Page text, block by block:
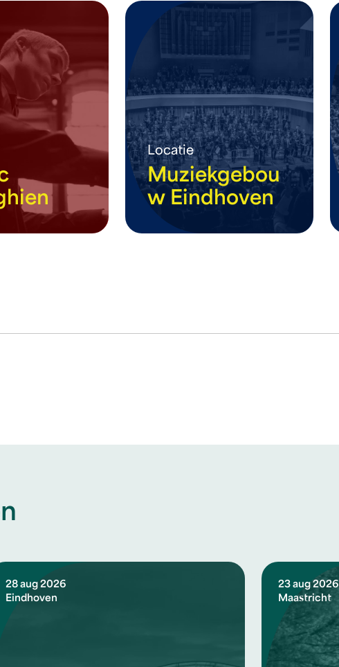
Locatie
Muziekgebou
w Eindhoven
28 aug 2026
Eindhoven
23 aug 2026
Maastricht